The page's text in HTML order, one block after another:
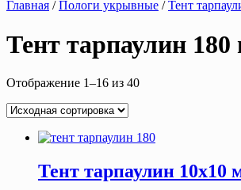
Главная /Пологи укрывные /Тент
Тент тарпаулин 180
Отображение 1–16 из 40
Тент тарпаулин 10х10